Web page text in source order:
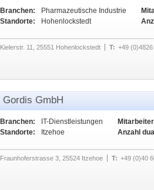
Branchen:
Pharmazeutische Industrie
Standorte:
Hohenlockstedt
Kielerstr. 11, 25551 Hohenlockstedt T: +49
Gordis GmbH
Branchen:
IT-Dienstleistungen
Standorte:
Itzehoe
Anzahl
Fraunhoferstrasse 3, 25524 Itzehoe T: +49 (0)40